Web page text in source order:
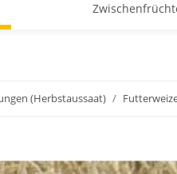
(Herbstaussaat)